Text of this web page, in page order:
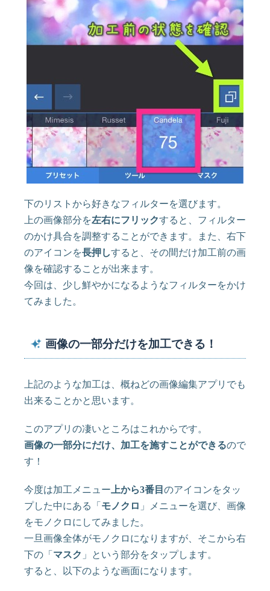
下のリストから好きなフィルターを選びます。
上の画像部分を左右にフリックすると、フィルター
のかけ具合を調整することができます。また、右下
のアイコンを長押しすると、その間だけ加工前の画
像を確認することが出来ます。
今回は、少し鮮やかになるようなフィルターをかけ
てみました。
画像の一部分だけを加工できる！
上記のような加工は、概ねどの画像編集アプリでも
出来ることかと思います。
このアプリの凄いところはこれからです。
画像の一部分にだけ、加工を施すことができるので
す！
今度は加工メニュー 上から3番目 のアイコンをタッ
プした中にある「 モノクロ 」メニューを選び、画像
をモノクロにしてみました。
一旦画像全体がモノクロになりますが、そこから右
下の「 マスク 」という部分をタップします。
すると、以下のような画面になります。